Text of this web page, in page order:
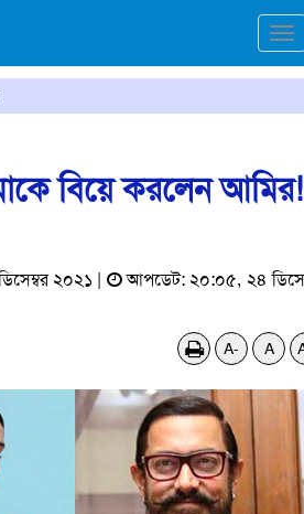
বিয়ে করলেন আমির!
২০২১ |
আপডেট: ২০:০৫, ২৪
A- A